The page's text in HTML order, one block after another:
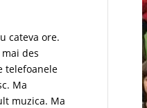
cateva ore.
des
telefoanele
Ma
muzica. Ma